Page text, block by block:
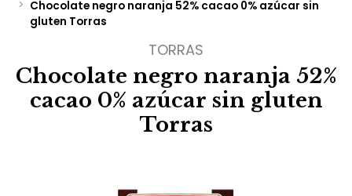
Chocolate negro naranja 52% cacao 0% azúcar sin
gluten Torras
TORRAS
Chocolate negro naranja 52%
cacao 0% azúcar sin gluten
Torras